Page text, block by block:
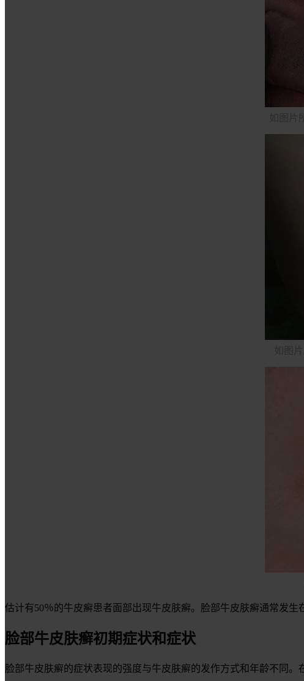
估计有50％的牛皮癣患者面部出现牛皮肤癣。脸部牛皮肤癣通常发生
脸部牛皮肤癣初期症状和症状
脸部牛皮肤癣的症状表现的强度与牛皮肤癣的发作方式和年龄不同